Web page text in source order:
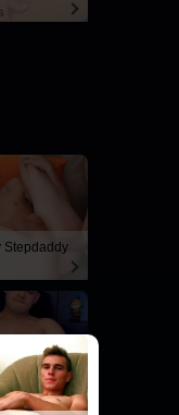
Stepdaddy
Live Cams with Amateur Men